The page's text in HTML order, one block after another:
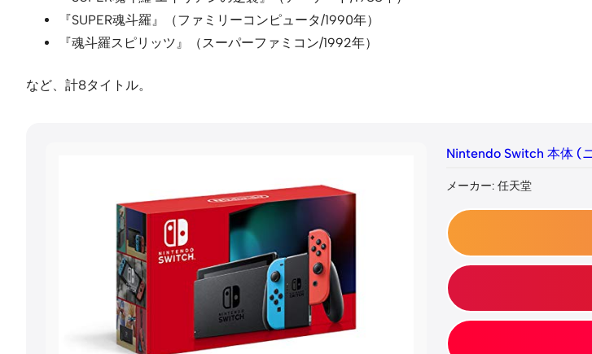
『SUPER魂斗羅』（ファミリーコンピュータ/1990年）
『魂斗羅スピリッツ』（スーパーファミコン/1992年）
など、計8タイトル。
Nintendo Switch 本体 (
メーカー: 任天堂